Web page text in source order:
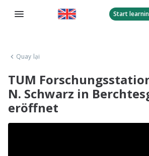
Start
Quay lại
TUM
N. Schwarz in
eröffnet